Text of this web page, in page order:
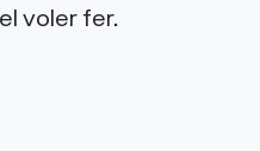
voler fer.